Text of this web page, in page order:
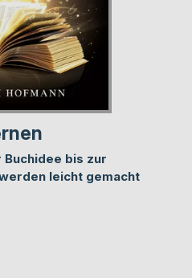
bis zur
leicht gemacht